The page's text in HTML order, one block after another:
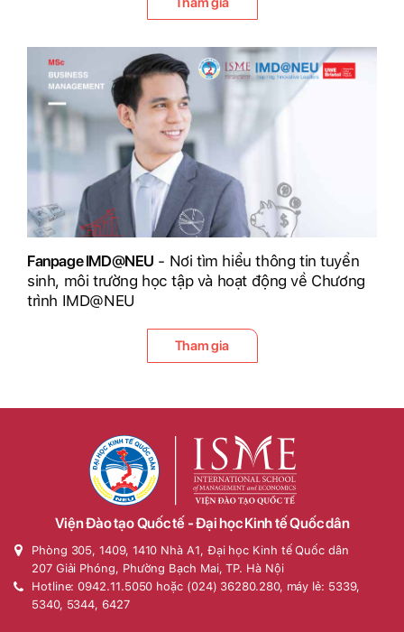
Fanpage IMD@NEU - Nơi tìm hiểu thông tin tuyển
sinh, môi trường học tập và hoạt động về Chương
trình IMD@NEU
Tham gia
Viện Đào tạo Quốc tế - Đại học Kinh tế Quốc dân
Phòng 305, 1409, 1410 Nhà A1, Đại học Kinh tế Quốc dân
207 Giải Phóng, Phường Bạch Mai, TP. Hà Nội
Hotline: 0942.11.5050 hoặc (024) 36280.280, máy lẻ: 5339,
5340, 5344, 6427